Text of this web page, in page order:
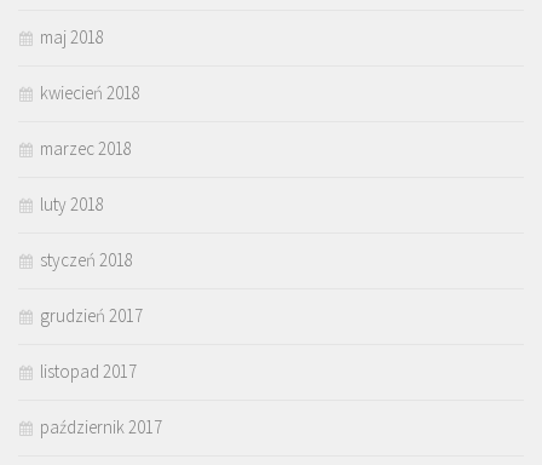
maj 2018
kwiecień 2018
marzec 2018
luty 2018
styczeń 2018
grudzień 2017
listopad 2017
październik 2017